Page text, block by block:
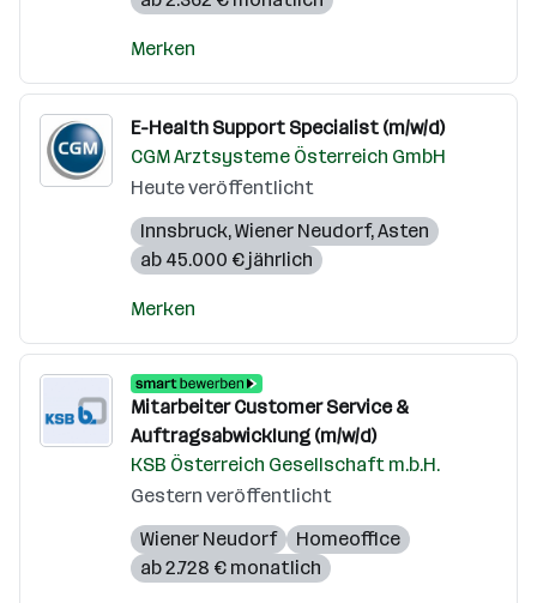
Merken
E-Health Support Specialist (m/w/d)
CGM Arztsysteme Österreich GmbH
Heute veröffentlicht
Innsbruck,Wiener Neudorf,Asten
ab 45.000 € jährlich
Merken
Mitarbeiter Customer Service &
Auftragsabwicklung (m/w/d)
KSB Österreich Gesellschaft m.b.H.
Gestern veröffentlicht
Wiener Neudorf
Homeoffice
ab 2.728 € monatlich